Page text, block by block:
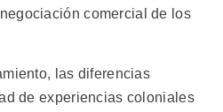
comercial de los
las diferencias
de experiencias coloniales